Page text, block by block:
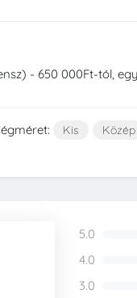
- 650 000Ft-tól,
Kis Közép
5.0
4.0
3.0